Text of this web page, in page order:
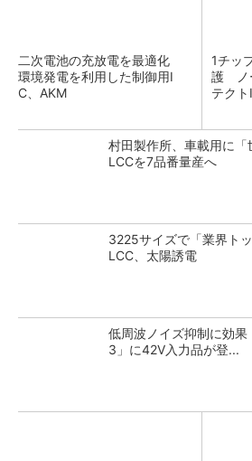
二次電池の充放電を最適化
環境発電を利用した制御用I
C、AKM
1チッ
護 ノ
テクト
村田製作所、車載用に
LCCを7品番量産へ
3225サイズで「業界ト
LCC、太陽誘電
低周波ノイズ抑制に効
3」に42V入力品が登...